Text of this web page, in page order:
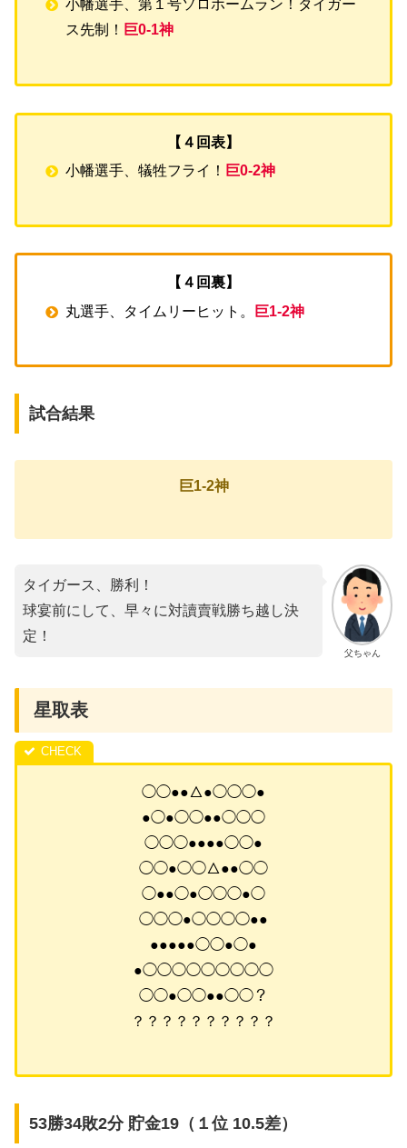
小幡選手、第１号ソロホームラン！タイガー
ス先制！ 巨0-1神
【４回表】
小幡選手、犠牲フライ！ 巨0-2神
【４回裏】
丸選手、タイムリーヒット。
巨1-2神
試合結果
巨1-2神
父ちゃん
タイガース、勝利！
球宴前にして、早々に対讀賣戦勝ち越し決
定！
星取表
◯◯●●△●◯◯◯●
●◯●◯◯●●◯◯◯
◯◯◯●●●●◯◯●
◯◯●◯◯△●●◯◯
◯●●◯●◯◯◯●◯
◯◯◯●◯◯◯◯●●
●●●●●◯◯●◯●
●◯◯◯◯◯◯◯◯◯
◯◯●◯◯●●◯◯？
？？？？？？？？？？
53勝34敗2分 貯金19（１位 10.5差）